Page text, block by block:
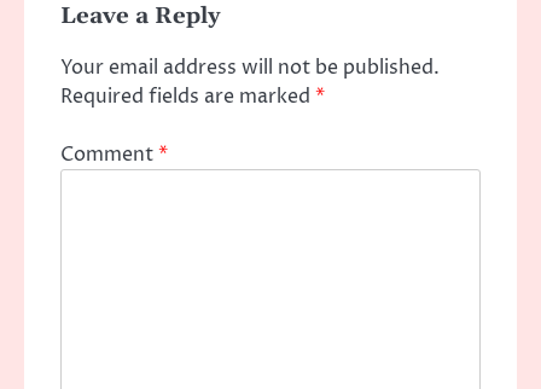
Leave a Reply
Your email address will not be published.
Required fields are marked *
Comment*